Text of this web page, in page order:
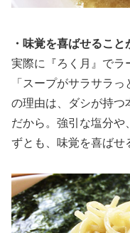
・味覚を喜ばせること
実際に『ろく月』でラ
「スープがサラサラ
の理由は、ダシが持つ
だから。強引な塩分
ずとも、味覚を喜ばせ